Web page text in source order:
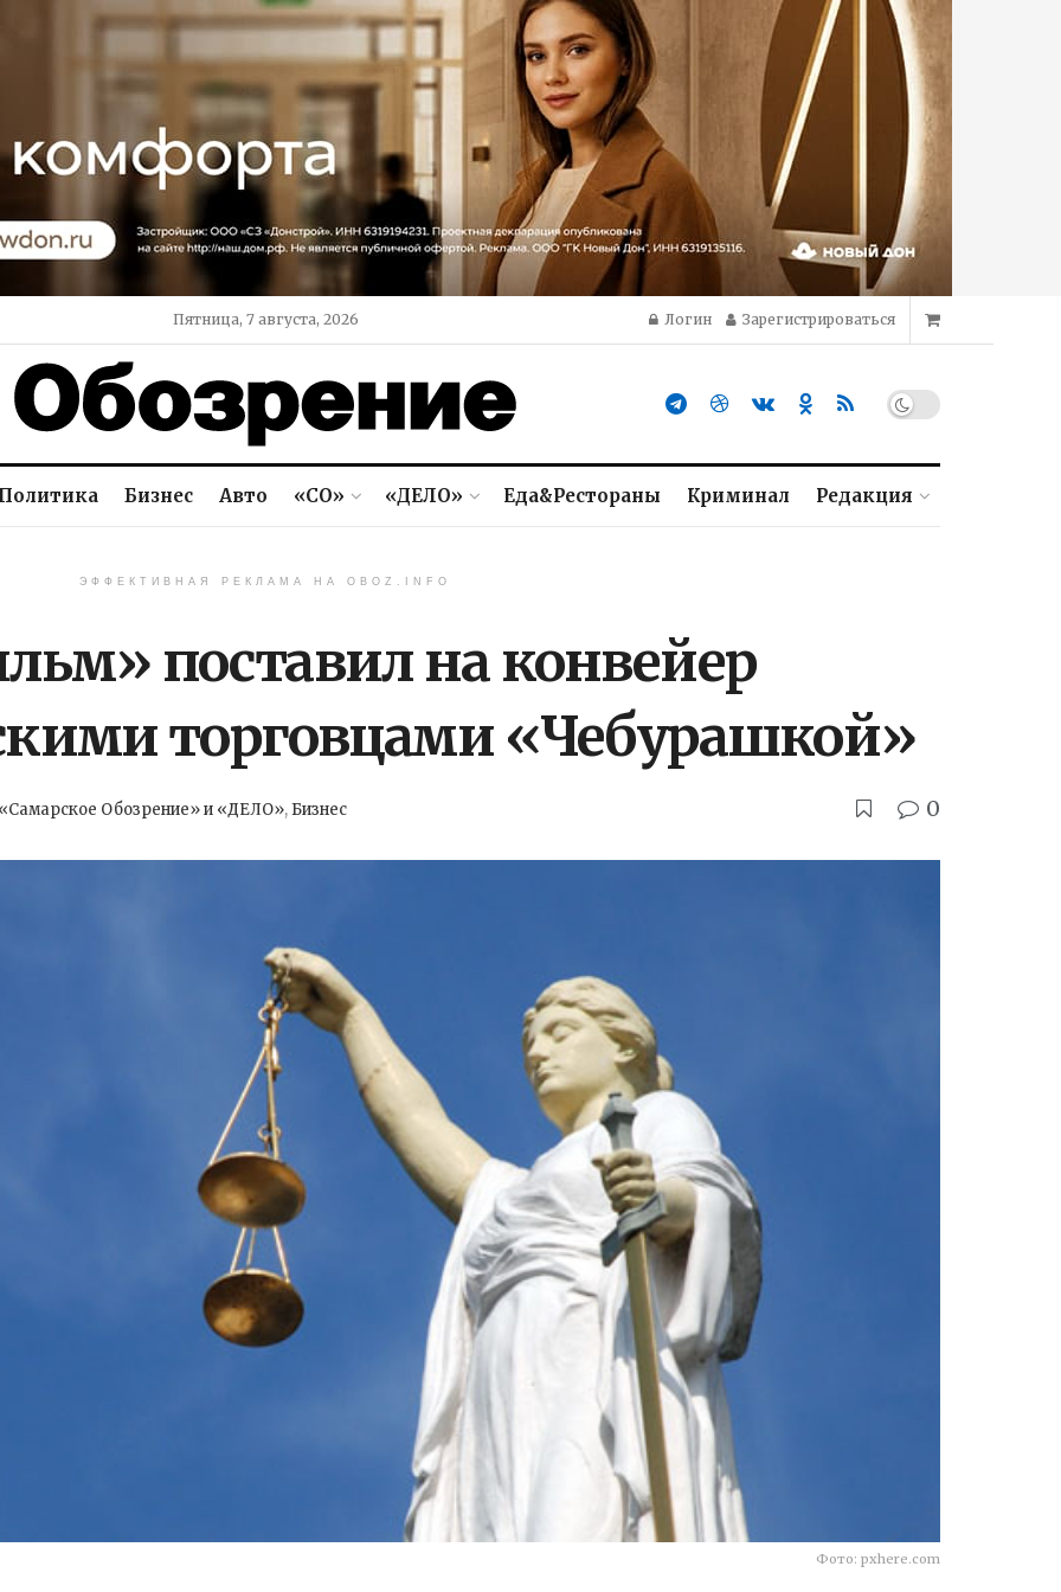
Пятница, 7 августа, 2026 Логин Зарегистрироваться
Бизнес Авто «СО» «ДЕЛО» Еда&Рестораны Криминал Редакция
ЭФФЕКТИВНАЯ РЕКЛАМА НА OBOZ.INFO
поставил на конвейер
торговцами «Чебурашкой»
Обозрение» и «ДЕЛО»,Бизнес 0
Фото: pxhere.com